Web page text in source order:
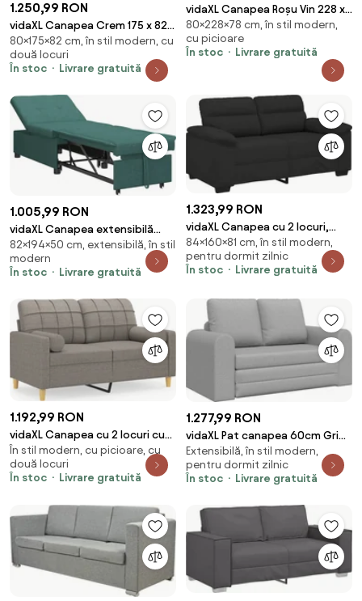
1.250,99 RON
vidaXL Canapea Crem 175 x 82 x
80 cm țesătură
80×175×82 cm, în stil modern, cu
două locuri
În stoc
Livrare gratuită
vidaXL Canapea Roșu Vin 228 x
78 x 80 cm Catifea
80×228×78 cm, în stil modern,
cu picioare
În stoc
Livrare gratuită
1.005,99 RON
vidaXL Canapea extensibilă
Verde închis 194 x 50 x 82 cm
țesătură
82×194×50 cm, extensibilă, în stil
modern
În stoc
Livrare gratuită
1.323,99 RON
vidaXL Canapea cu 2 locuri,
neagră, 160x81x84 cm, material
textil
84×160×81 cm, în stil modern,
pentru dormit zilnic
În stoc
Livrare gratuită
1.192,99 RON
vidaXL Canapea cu 2 locuri cu
pernuțe, gri taupe, 120 cm,
textil
În stil modern, cu picioare, cu
două locuri
În stoc
Livrare gratuită
1.277,99 RON
vidaXL Pat canapea 60cm Gri
nori țesătură
Extensibilă, în stil modern,
pentru dormit zilnic
În stoc
Livrare gratuită